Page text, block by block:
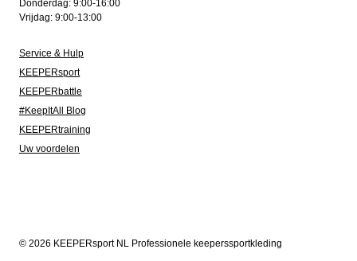
Donderdag: 9:00-16:00
Vrijdag: 9:00-13:00
Service & Hulp
KEEPERsport
KEEPERbattle
#KeepItAll Blog
KEEPERtraining
Uw voordelen
© 2026 KEEPERsport NL Professionele keeperssportkleding